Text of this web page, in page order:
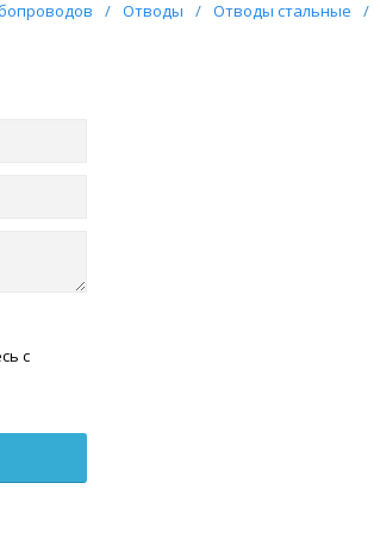
/ Отводы / Отводы стальные /
с